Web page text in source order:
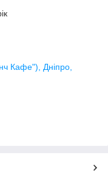
Кафе"), Дніпро,